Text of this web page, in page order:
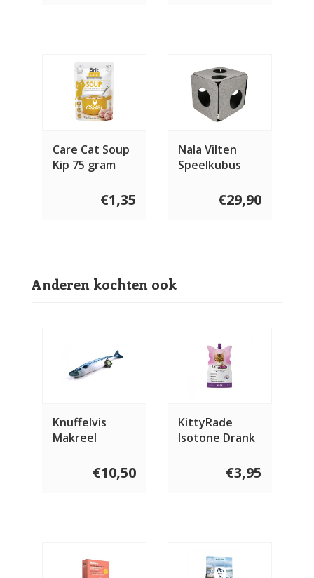
Care Cat Soup
Kip 75 gram
€1,35
Nala Vilten
Speelkubus
€29,90
Anderen kochten ook
Knuffelvis
Makreel
€10,50
KittyRade
Isotone Drank
€3,95